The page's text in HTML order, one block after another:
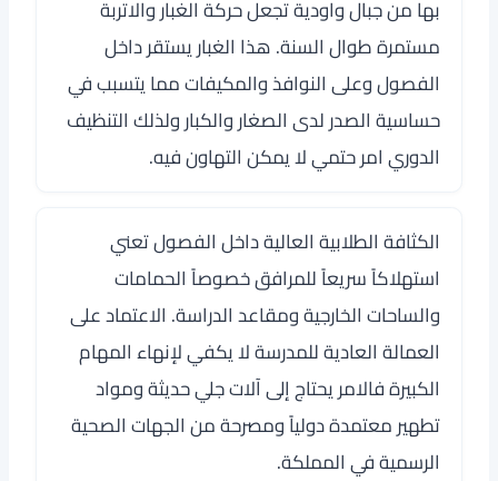
بها من جبال واودية تجعل حركة الغبار والاتربة
مستمرة طوال السنة. هذا الغبار يستقر داخل
الفصول وعلى النوافذ والمكيفات مما يتسبب في
حساسية الصدر لدى الصغار والكبار ولذلك التنظيف
الدوري امر حتمي لا يمكن التهاون فيه.
الكثافة الطلابية العالية داخل الفصول تعني
استهلاكاً سريعاً للمرافق خصوصاً الحمامات
والساحات الخارجية ومقاعد الدراسة. الاعتماد على
العمالة العادية للمدرسة لا يكفي لإنهاء المهام
الكبيرة فالامر يحتاج إلى آلات جلي حديثة ومواد
تطهير معتمدة دولياً ومصرحة من الجهات الصحية
الرسمية في المملكة.